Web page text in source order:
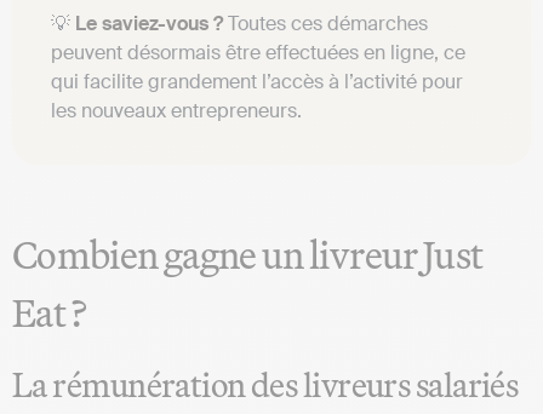
💡 Le saviez-vous ?Toutes ces démarches
peuvent désormais être effectuées en ligne, ce
qui facilite grandement l’accès à l’activité pour
les nouveaux entrepreneurs.
Combien gagne un livreur Just
Eat ?
La rémunération des livreurs salariés